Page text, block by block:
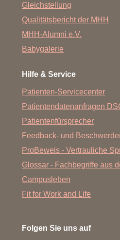
Gleichstellung
Qualitätsbericht der MHH
MHH-Alumni e.V.
Babygalerie
Hilfe & Service
Patienten-Servicecenter
Patientendatenanfragen
Patientenfürsprecher
Feedback- und
ProBeweis - Vertrauliche
Glossar - Fachbegriffe aus
Campusleben
Fit for Work and Life
Folgen Sie uns auf